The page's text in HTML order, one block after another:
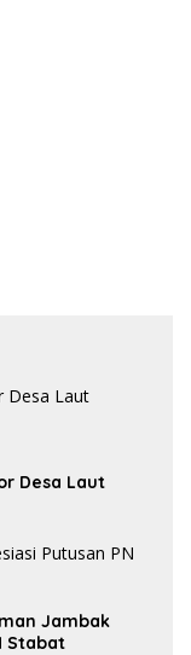
Desa Laut
Jambak
Stabat